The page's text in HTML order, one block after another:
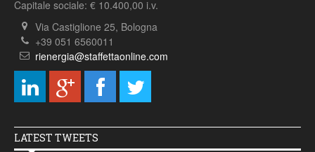
Capitale sociale: € 10.400,00 i.v.
Via Castiglione 25, Bologna
+39 051 6560011
rienergia@staffettaonline.com
LATEST TWEETS